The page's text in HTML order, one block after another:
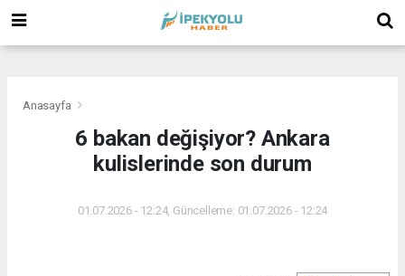
Anasayfa
6 bakan değişiyor? Ankara
kulislerinde son durum
01.07.2026 - 12:24, Güncelleme: 01.07.2026 - 12:24